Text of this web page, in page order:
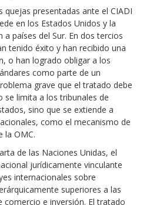
quejas presentadas ante el CIADI
en los Estados Unidos y la
países del Sur. En dos tercios
tenido éxito y han recibido una
o han logrado obligar a los
como parte de un
grave que el tratado debe
se limita a los tribunales de
sino que se extiende a
como el mecanismo de
la OMC.
de las Naciones Unidas, el
jurídicamente vinculante
internacionales sobre
superiores a las
comercio e inversión. El tratado